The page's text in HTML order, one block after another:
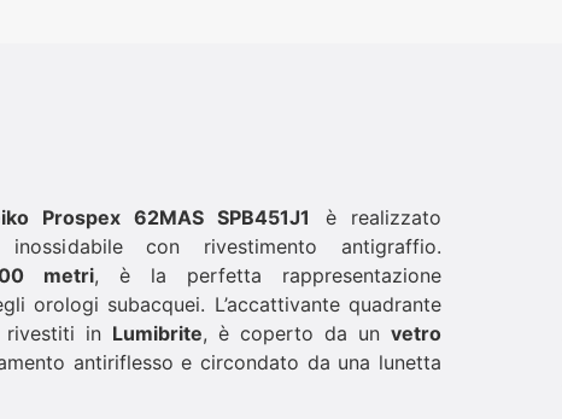
Prospex 62MAS SPB451J1
è realizzato
con rivestimento antigraffio.
metri, è la perfetta rappresentazione
orologi subacquei. L’accattivante quadrante
in Lumibrite, è coperto da un vetro
antiriflesso e circondato da una lunetta